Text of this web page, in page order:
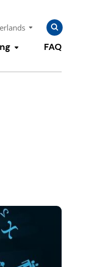
Zoeken
naar:
Zoeken
Submenu tonen
FAQ